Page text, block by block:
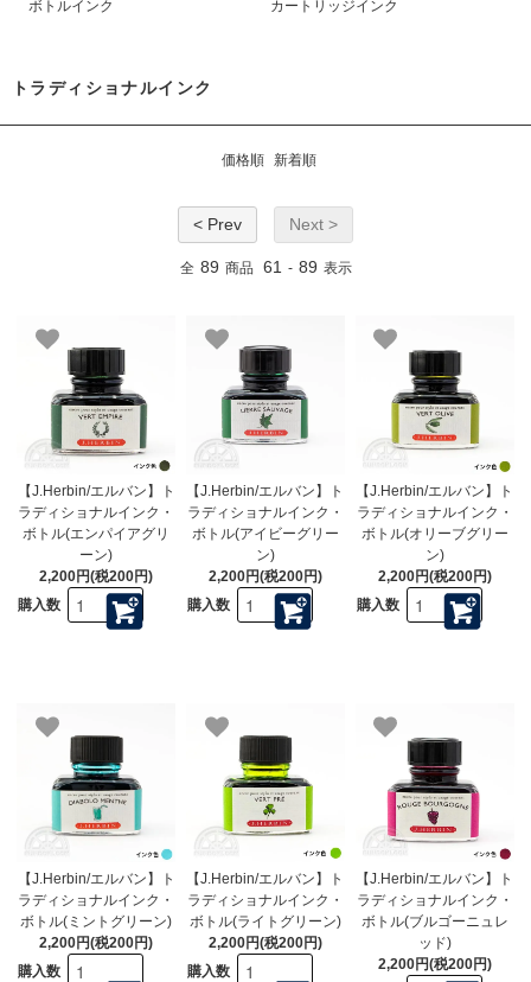
ボトルインク カートリッジインク
トラディショナルインク
価格順 新着順
< Prev Next >
全 89 商品 61 - 89 表示
【J.Herbin/エルバン】ト
ラディショナルインク・
ボトル(エンパイアグリ
ーン)
2,200円(税200円)
購入数
【J.Herbin/エルバン】ト
ラディショナルインク・
ボトル(アイビーグリー
ン)
2,200円(税200円)
購入数
【J.Herbin/エルバン】ト
ラディショナルインク・
ボトル(オリーブグリー
ン)
2,200円(税200円)
購入数
【J.Herbin/エルバン】ト
ラディショナルインク・
ボトル(ミントグリーン)
2,200円(税200円)
購入数
【J.Herbin/エルバン】ト
ラディショナルインク・
ボトル(ライトグリーン)
2,200円(税200円)
購入数
【J.Herbin/エルバン】ト
ラディショナルインク・
ボトル(ブルゴーニュレ
ッド)
2,200円(税200円)